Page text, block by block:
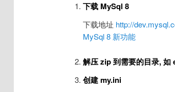
下载 MySql 8
下载地址 http://
MySql 8 新功能
解压 zip 到需要的目录, 如
创建 my.ini